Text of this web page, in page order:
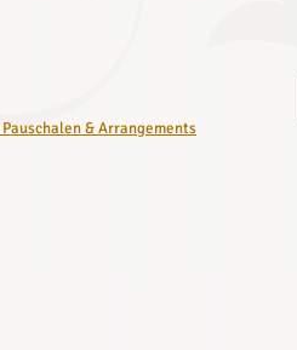
Pauschalen & Arrangements